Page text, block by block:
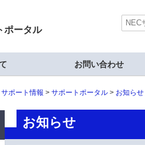
ポータル
お問い合わせ
サポート情報 サポートポータル お知ら
お知らせ